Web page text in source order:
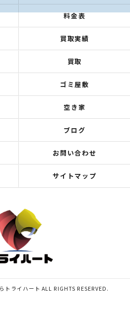
料金表
買取実績
買取
ゴミ屋敷
空き家
ブログ
お問い合わせ
サイトマップ
ライハート ALL RIGHTS RESERVED.